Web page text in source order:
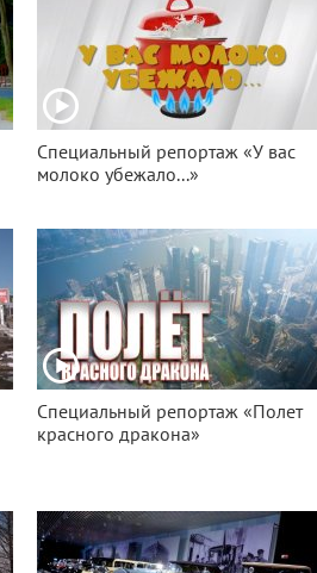
Специальный репортаж «У вас
молоко убежало...»
Специальный репортаж «Полет
красного дракона»